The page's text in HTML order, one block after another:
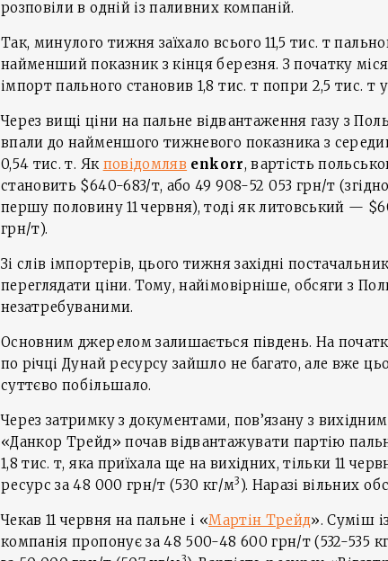
розповіли в одній із паливних компаній.
Так, минулого тижня заїхало всього 11,5 тис. т
найменший показник з кінця березня. З початку
імпорт пального становив 1,8 тис. т попри 2,5 тис. т у
Через вищі ціни на пальне відвантаження газу з
впали до найменшого тижневого показника з
0,54 тис. т. Як повідомляв enkorr, вартість
становить $640-683/т, або 49 908-52 053 грн/т
першу половину 11 червня), тоді як литовський —
грн/т).
Зі слів імпортерів, цього тижня західні
переглядати ціни. Тому, найімовірніше, обсяги з
незатребуваними.
Основним джерелом залишається південь. На
по річці Дунай ресурсу зайшло не багато, але вже
суттєво побільшало.
Через затримку з документами, пов’язану з
«Данкор Трейд» почав відвантажувати партію
1,8 тис. т, яка приїхала ще на вихідних, тільки 11
ресурс за 48 000 грн/т (530 кг/м3 ). Наразі вільних
Чекав 11 червня на пальне і «Мартін Трейд». Суміш
компанія пропонує за 48 500-48 600 грн/т (532-535